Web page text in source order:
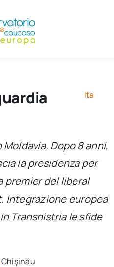
Ita
Moldavia. Dopo 8 anni,
la presidenza per
premier del liberal
Integrazione europea
Transnistria le sfide
Chişinău